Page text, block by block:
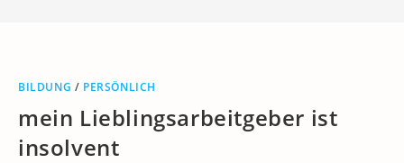
BILDUNG / PERSÖNLICH
mein Lieblingsarbeitgeber ist
insolvent